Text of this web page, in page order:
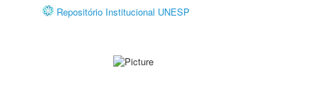
Repositório Institucional UNESP